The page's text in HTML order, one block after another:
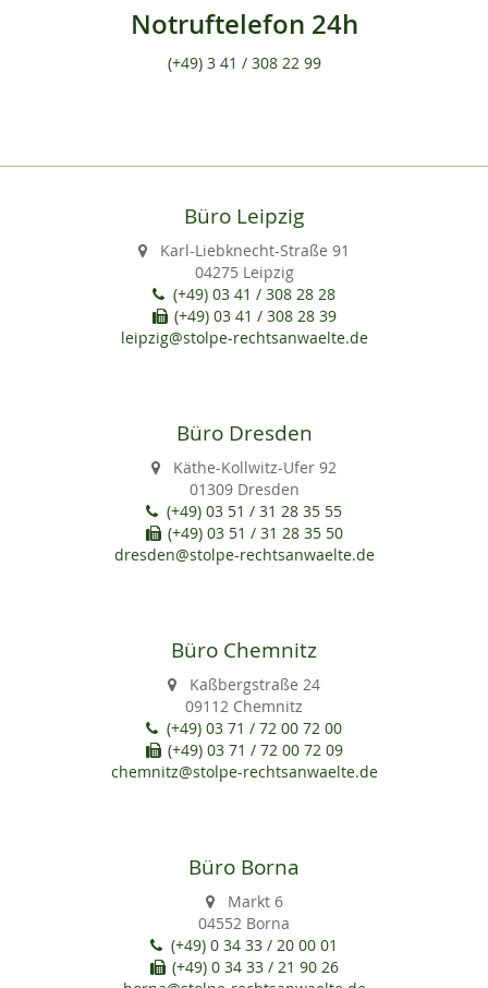
Notruftelefon 24h
(+49) 3 41 / 308 22 99
Büro Leipzig
Karl-Liebknecht-Straße 91
04275 Leipzig
(+49) 03 41 / 308 28 28
(+49) 03 41 / 308 28 39
leipzig@stolpe-rechtsanwaelte.de
Büro Dresden
Käthe-Kollwitz-Ufer 92
01309 Dresden
(+49) 03 51 / 31 28 35 55
(+49) 03 51 / 31 28 35 50
dresden@stolpe-rechtsanwaelte.de
Büro Chemnitz
Kaßbergstraße 24
09112 Chemnitz
(+49) 03 71 / 72 00 72 00
(+49) 03 71 / 72 00 72 09
chemnitz@stolpe-rechtsanwaelte.de
Büro Borna
Markt 6
04552 Borna
(+49) 0 34 33 / 20 00 01
(+49) 0 34 33 / 21 90 26